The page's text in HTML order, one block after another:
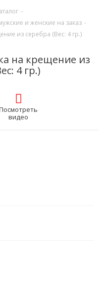
-
и женские на заказ -
из серебра (Вес: 4 гр.)
на крещение из
4 гр.)
видео